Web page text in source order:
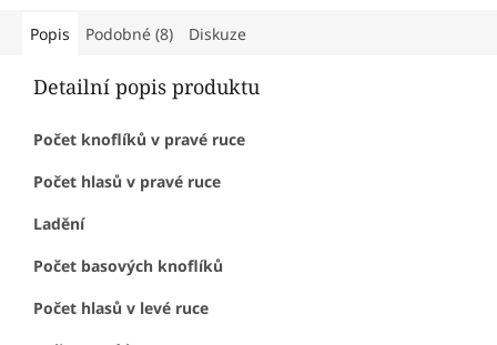
Popis Podobné (8) Diskuze
Detailní popis produktu
Počet knoflíků v pravé ruce
Počet hlasů v pravé ruce
Ladění
Počet basových knoflíků
Počet hlasů v levé ruce